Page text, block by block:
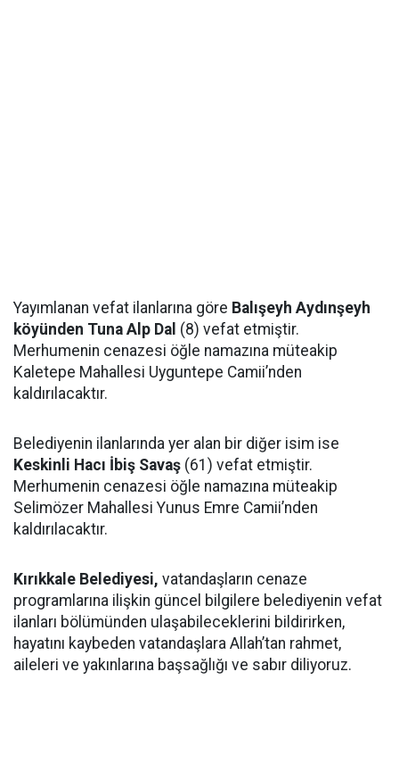
Yayımlanan vefat ilanlarına göre Balışeyh Aydınşeyh
köyünden Tuna Alp Dal (8) vefat etmiştir.
Merhumenin cenazesi öğle namazına müteakip
Kaletepe Mahallesi Uyguntepe Camii’nden
kaldırılacaktır.
Belediyenin ilanlarında yer alan bir diğer isim ise
Keskinli Hacı İbiş Savaş (61) vefat etmiştir.
Merhumenin cenazesi öğle namazına müteakip
Selimözer Mahallesi Yunus Emre Camii’nden
kaldırılacaktır.
Kırıkkale Belediyesi, vatandaşların cenaze
programlarına ilişkin güncel bilgilere belediyenin vefat
ilanları bölümünden ulaşabileceklerini bildirirken,
hayatını kaybeden vatandaşlara Allah’tan rahmet,
aileleri ve yakınlarına başsağlığı ve sabır diliyoruz.